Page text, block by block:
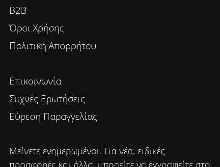
B2B
Όροι Χρήσης
Πολιτική Απορρήτου
Επικοινωνία
Συχνές Ερωτήσεις
Εύρεση Παραγγελίας
Μείνετε ενημερωμένοι. Για νέα, ειδικές